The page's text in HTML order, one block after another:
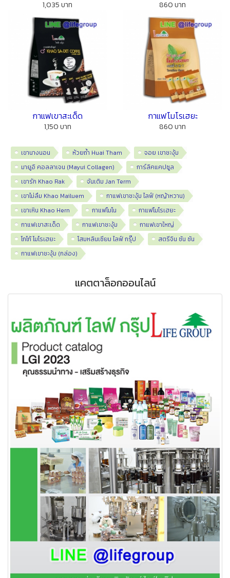
1,035 บาท 860 บาท
กาแฟเขาสะเด็ด
1,150 บาท
กาแฟโมโรเฮยะ
860 บาท
เขานางนอน ห้วยถ้ำ Huai Tham
จอย เขาชะงุ้ม
มายูอิ คอลลาเจน (Mayui Collagen)
การ์ลิคแคปซูล
เขารัก Khao Rak
จันเติม Jan Term
เขาไม่ลืม Khao Mailuem
กาแฟเขาชะงุ้ม ไลฟ์ (หญ้าหวาน)
เขาเหิน Khao Hern
กาแฟโมโน
กาแฟโมโรเฮยะ
กาแฟเขาสะเด็ด
กาแฟเขาชะงุ้ม
กาแฟเขาใหญ่
โกโก้ โมโรเฮยะ
โสมหลินเซียม ไลฟ์ กรุ๊ป
สตรีจิน ซัน ซัน
กาแฟเขาชะงุ้ม (กล่อง)
แคตตาล็อกออนไลน์